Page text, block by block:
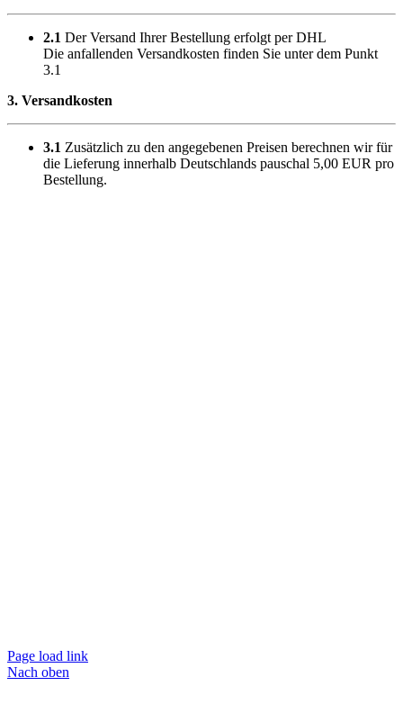
2.1 Der Versand Ihrer Bestellung erfolgt per DHL
Die anfallenden Versandkosten finden Sie unter dem Punkt
3.1
3. Versandkosten
3.1 Zusätzlich zu den angegebenen Preisen berechnen wir für
die Lieferung innerhalb Deutschlands pauschal 5,00 EUR pro
Bestellung.
Page load link
Nach oben